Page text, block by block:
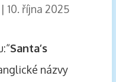
10. října 2025
Santa’s
názvy